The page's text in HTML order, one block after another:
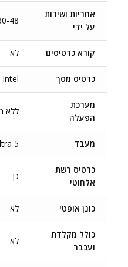
אחריות ושירות
על ידי
48
קורא כרטיסים לא
כרטיס מסך Intel
מערכת
הפעלה
ללא
מעבד 5
כרטיס רשת
אלחוטי
כן
כונן אופטי לא
כולל מקלדת
ועכבר
לא